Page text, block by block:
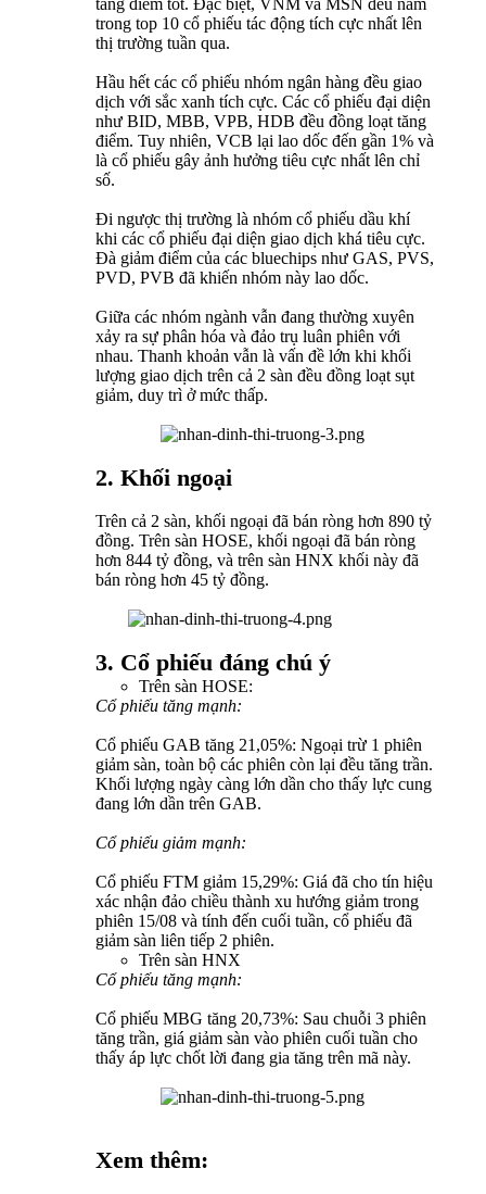
tăng điểm tốt. Đặc biệt, VNM và MSN đều nằm
trong top 10 cổ phiếu tác động tích cực nhất lên
thị trường tuần qua.
Hầu hết các cổ phiếu nhóm ngân hàng đều giao
dịch với sắc xanh tích cực. Các cổ phiếu đại diện
như BID, MBB, VPB, HDB đều đồng loạt tăng
điểm. Tuy nhiên, VCB lại lao dốc đến gần 1% và
là cổ phiếu gây ảnh hưởng tiêu cực nhất lên chỉ
số.
Đi ngược thị trường là nhóm cổ phiếu dầu khí
khi các cổ phiếu đại diện giao dịch khá tiêu cực.
Đà giảm điểm của các bluechips như GAS, PVS,
PVD, PVB đã khiến nhóm này lao dốc.
Giữa các nhóm ngành vẫn đang thường xuyên
xảy ra sự phân hóa và đảo trụ luân phiên với
nhau. Thanh khoản vẫn là vấn đề lớn khi khối
lượng giao dịch trên cả 2 sàn đều đồng loạt sụt
giảm, duy trì ở mức thấp.
2. Khối ngoại
Trên cả 2 sàn, khối ngoại đã bán ròng hơn 890 tỷ
đồng. Trên sàn HOSE, khối ngoại đã bán ròng
hơn 844 tỷ đồng, và trên sàn HNX khối này đã
bán ròng hơn 45 tỷ đồng.
3. Cổ phiếu đáng chú ý
Trên sàn HOSE:
Cổ phiếu tăng mạnh:
Cổ phiếu GAB tăng 21,05%: Ngoại trừ 1 phiên
giảm sàn, toàn bộ các phiên còn lại đều tăng trần.
Khối lượng ngày càng lớn dần cho thấy lực cung
đang lớn dần trên GAB.
Cổ phiếu giảm mạnh:
Cổ phiếu FTM giảm 15,29%: Giá đã cho tín hiệu
xác nhận đảo chiều thành xu hướng giảm trong
phiên 15/08 và tính đến cuối tuần, cổ phiếu đã
giảm sàn liên tiếp 2 phiên.
Trên sàn HNX
Cổ phiếu tăng mạnh:
Cổ phiếu MBG tăng 20,73%: Sau chuỗi 3 phiên
tăng trần, giá giảm sàn vào phiên cuối tuần cho
thấy áp lực chốt lời đang gia tăng trên mã này.
Xem thêm: